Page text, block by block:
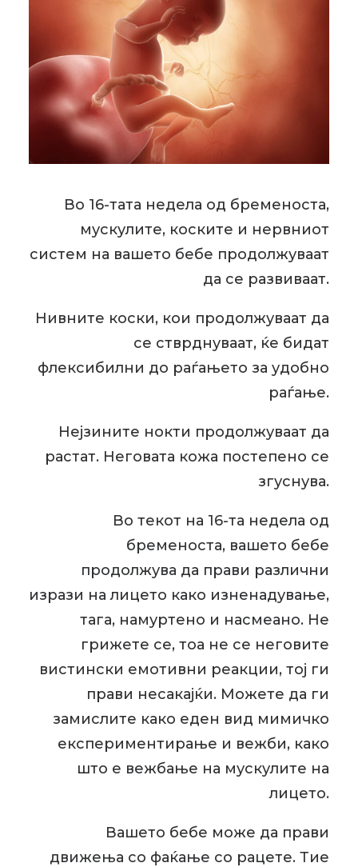
Во 16-тата недела од бременоста,
мускулите, коските и нервниот
систем на вашето бебе продолжуваат
да се развиваат.
Нивните коски, кои продолжуваат да
се стврднуваат, ќе бидат
флексибилни до раѓањето за удобно
раѓање.
Нејзините нокти продолжуваат да
растат. Неговата кожа постепено се
згуснува.
Во текот на 16-та недела од
бременоста, вашето бебе
продолжува да прави различни
изрази на лицето како изненадување,
тага, намуртено и насмеано. Не
грижете се, тоа не се неговите
вистински емотивни реакции, тој ги
прави несакајќи. Можете да ги
замислите како еден вид мимичко
експериментирање и вежби, како
што е вежбање на мускулите на
лицето.
Вашето бебе може да прави
движења со фаќање со рацете. Тие